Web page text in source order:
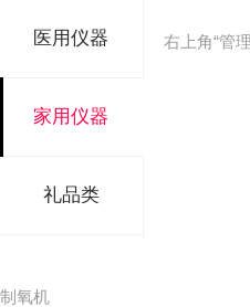
医用仪器
家用仪器
礼品类
右上角“管
制氧机